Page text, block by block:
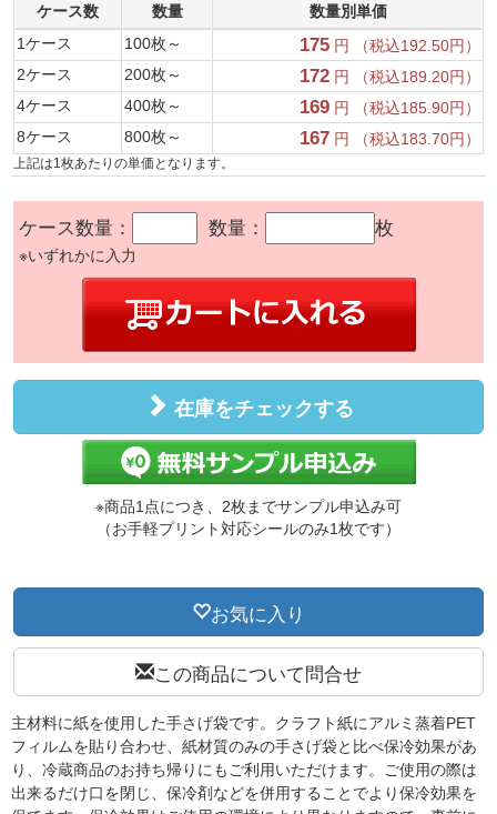
ケース数
数量
数量別単価
1ケース
100枚～ 175 円 （税込192.50円）
2ケース
200枚～ 172 円 （税込189.20円）
4ケース
400枚～ 169 円 （税込185.90円）
8ケース
800枚～ 167 円 （税込183.70円）
上記は1枚あたりの単価となります。
ケース数量： 数量： 枚
※いずれかに入力
在庫をチェックする
※商品1点につき、2枚までサンプル申込み可
（お手軽プリント対応シールのみ1枚です）
お気に入り
この商品について問合せ
主材料に紙を使用した手さげ袋です。クラフト紙にアルミ蒸着PET
フィルムを貼り合わせ、紙材質のみの手さげ袋と比べ保冷効果があ
り、冷蔵商品のお持ち帰りにもご利用いただけます。ご使用の際は
出来るだけ口を閉じ、保冷剤などを併用することでより保冷効果を